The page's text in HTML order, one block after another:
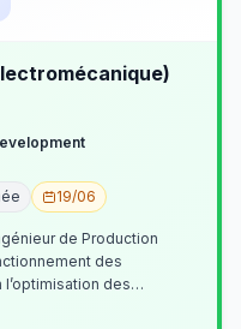
19/06
de Production
des
des